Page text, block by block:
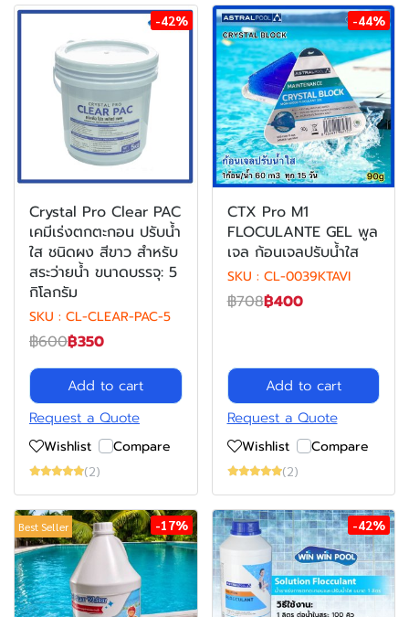
-42%
Crystal Pro Clear PAC
เคมีเร่งตกตะกอน ปรับน้ำ
ใส ชนิดผง สีขาว สำหรับ
สระว่ายน้ำ ขนาดบรรจุ: 5
กิโลกรัม
SKU : CL-CLEAR-PAC-5
฿600฿350
Add to cart
Request a Quote
Wishlist Compare
(2)
-44%
CTX Pro M1
FLOCULANTE GEL พูล
เจล ก้อนเจลปรับน้ำใส
SKU : CL-0039KTAVI
฿708฿400
Add to cart
Request a Quote
Wishlist Compare
(2)
Best Seller -17% -42%